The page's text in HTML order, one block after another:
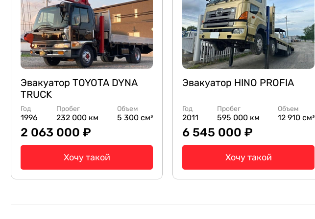
Эвакуатор TOYOTA DYNA
TRUCK
Год
1996
Пробег
232 000 км
Объем
5 300 см³
2 063 000 ₽
Хочу такой
Эвакуатор HINO PROFIA
Год
2011
Пробег
595 000 км
Объем
12 910 см³
6 545 000 ₽
Хочу такой